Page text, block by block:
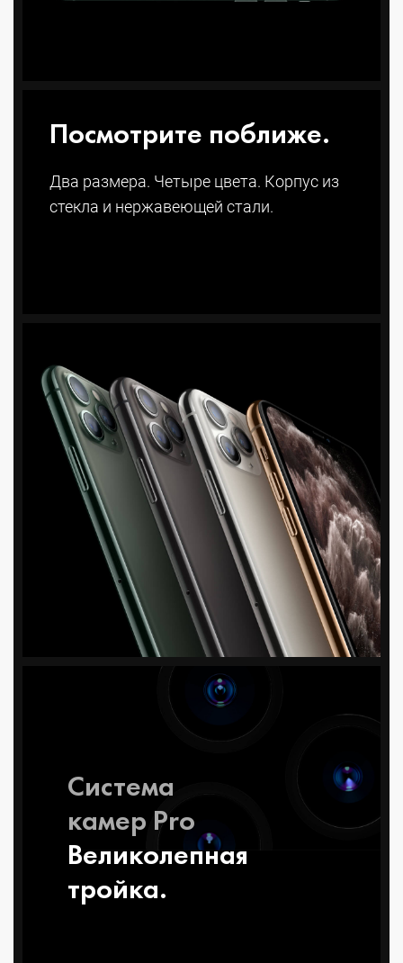
Посмотрите поближе.
Два размера. Четыре цвета. Корпус из
стекла и нержавеющей стали.
Система
камер Pro
Великолеп­ная
тройка.